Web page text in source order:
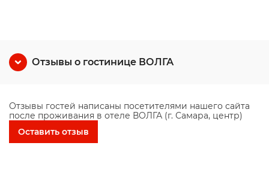
Отзывы о гостинице ВОЛГА
Отзывы гостей написаны посетителями нашего сайта
после проживания в отеле ВОЛГА (г. Самара, центр)
Оставить отзыв